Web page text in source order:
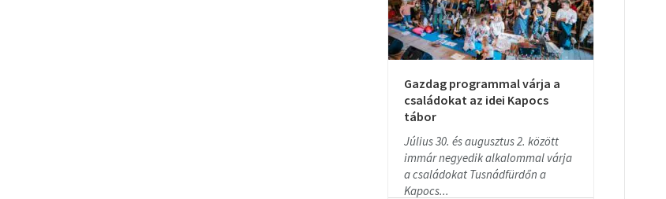
Gazdag programmal várja a
családokat az idei Kapocs
tábor
Július 30. és augusztus 2. között
immár negyedik alkalommal várja
a családokat Tusnádfürdőn a
Kapocs...